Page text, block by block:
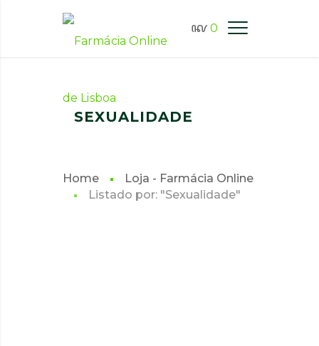
0
FARMÁCIA ONLINE LISBOA
SEXUALIDADE
Home
Loja - Farmácia Online
Listado por: "Sexualidade"